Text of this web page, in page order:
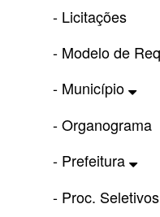
- Licitações
- Modelo de
- Município
- Organograma
- Prefeitura
- Proc.